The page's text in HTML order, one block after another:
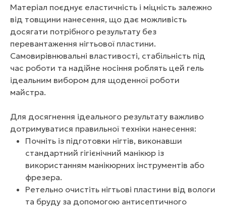
Матеріал поєднує еластичність і міцність залежно
від товщини нанесення, що дає можливість
досягати потрібного результату без
перевантаження нігтьової пластини.
Самовирівнювальні властивості, стабільність під
час роботи та надійне носіння роблять цей гель
ідеальним вибором для щоденної роботи
майстра.
Для досягнення ідеального результату важливо
дотримуватися правильної техніки нанесення:
Почніть із підготовки нігтів, виконавши
стандартний гігієнічний манікюр із
використанням манікюрних інструментів або
фрезера.
Ретельно очистіть нігтьові пластини від вологи
та бруду за допомогою антисептичного